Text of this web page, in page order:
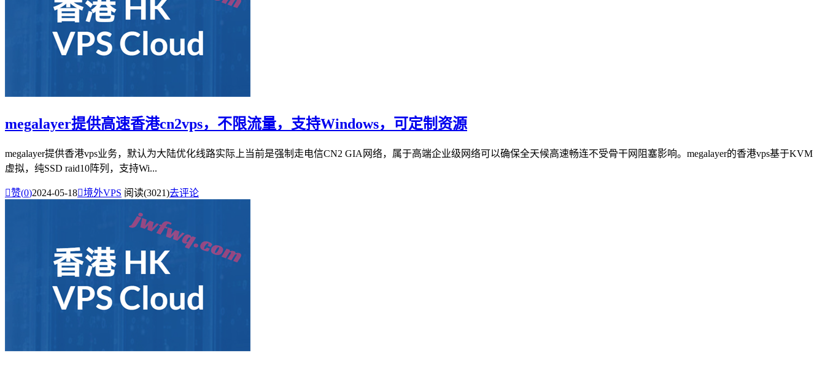
megalayer提供高速香港cn2vps，不限流量，支持Windows，可定制资源
megalayer提供香港vps业务，默认为大陆优化线路实际上当前是强制走电信CN2 GIA网络，属于高端企业级网络可以确保全天候高速畅连不受骨干网阻塞影响。megalayer的香港vps基于KVM
虚拟，纯SSD raid10阵列，支持Wi...
赞(0)2024-05-18境外VPS 阅读(3021)去评论